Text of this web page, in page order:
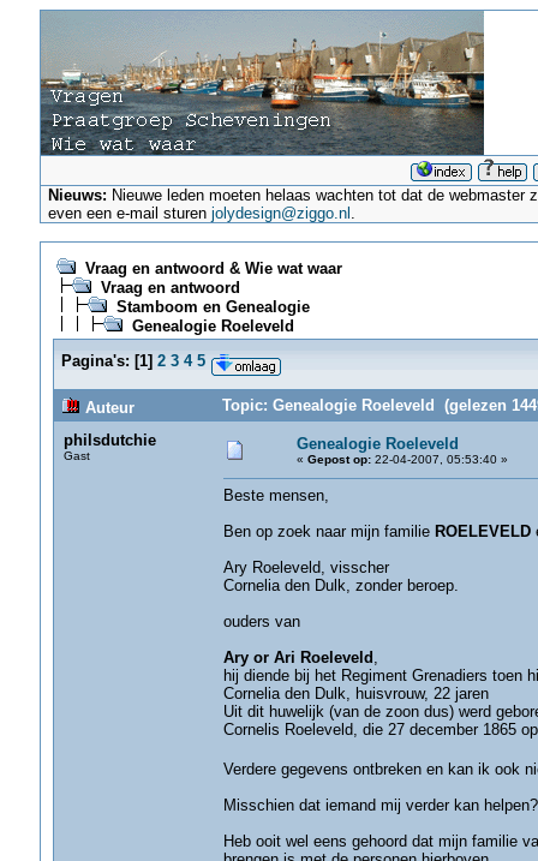
Nieuws: Nieuwe leden moeten helaas wachten tot dat de
even een e-mail sturenjolydesign@ziggo.nl .
Vraag en antwoord & Wie wat waar
Vraag en antwoord
Stamboom en Genealogie
Genealogie Roeleveld
Pagina's: [1] 2 3 4 5
Auteur
Topic: Genealogie Roeleveld (gelezen
philsdutchie
Gast
Genealogie Roeleveld
« Gepost op:22-04-2007, 05:53:40 »
Beste mensen,
Ben op zoek naar mijn familie ROELEVELD
Ary Roeleveld, visscher
Cornelia den Dulk, zonder beroep.
ouders van
Ary or Ari Roeleveld ,
hij diende bij het Regiment Grenadiers toen
Cornelia den Dulk, huisvrouw, 22 jaren
Uit dit huwelijk (van de zoon dus) werd
Cornelis Roeleveld, die 27 december 1865
Verdere gegevens ontbreken en kan ik ook
Misschien dat iemand mij verder kan helpen?
Heb ooit wel eens gehoord dat mijn familie